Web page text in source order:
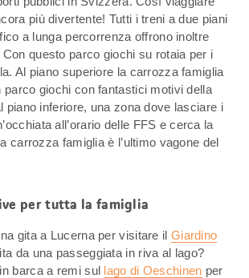
più divertente! Tutti i treni a due piani
a lunga percorrenza offrono inoltre
questo parco giochi su rotaia per i
Al piano superiore la carrozza famiglia
parco giochi con fantastici motivi della
piano inferiore, una zona dove lasciare i
all’orario delle FFS e cerca la
carrozza famiglia è l’ultimo vagone del
per tutta la famiglia
gita a Lucerna per visitare il Giardino
da una passeggiata in riva al lago?
barca a remi sul lago di Oeschinen per